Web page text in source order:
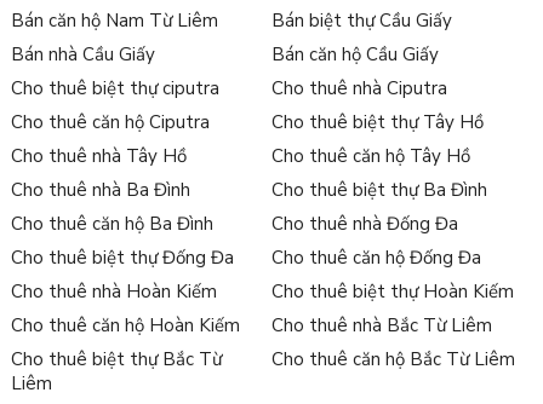
Bán căn hộ Nam Từ Liêm
Bán biệt thự Cầu Giấy
Bán nhà Cầu Giấy
Bán căn hộ Cầu Giấy
Cho thuê biệt thự ciputra
Cho thuê nhà Ciputra
Cho thuê căn hộ Ciputra
Cho thuê biệt thự Tây Hồ
Cho thuê nhà Tây Hồ
Cho thuê căn hộ Tây Hồ
Cho thuê nhà Ba Đình
Cho thuê biệt thự Ba Đình
Cho thuê căn hộ Ba Đình
Cho thuê nhà Đống Đa
Cho thuê biệt thự Đống Đa
Cho thuê căn hộ Đống Đa
Cho thuê nhà Hoàn Kiếm
Cho thuê biệt thự Hoàn Kiếm
Cho thuê căn hộ Hoàn Kiếm
Cho thuê nhà Bắc Từ Liêm
Cho thuê biệt thự Bắc Từ
Liêm
Cho thuê căn hộ Bắc Từ Liêm